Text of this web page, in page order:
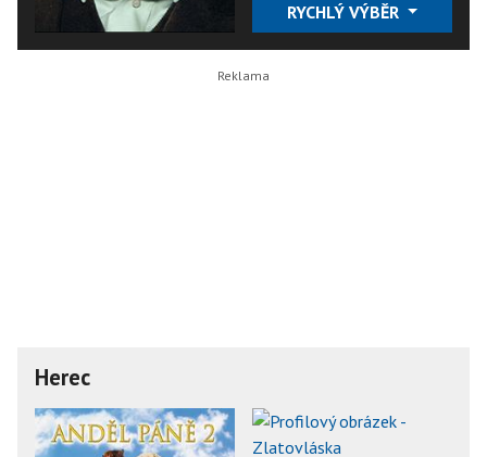
RYCHLÝ VÝBĚR
Herec